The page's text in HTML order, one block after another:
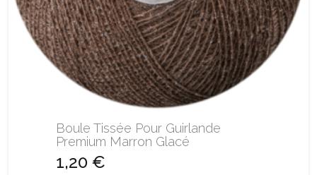
Boule Tissée Pour Guirlande
Premium Marron Glacé
1,20 €